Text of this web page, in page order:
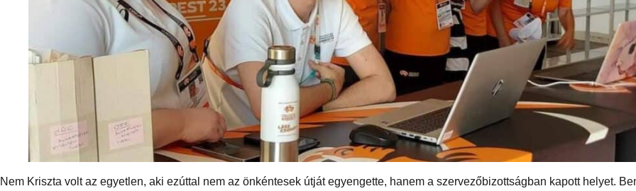
Nem Kriszta volt az egyetlen, aki ezúttal nem az önkéntesek útját egyengette, hanem a szervezőbizottságban kapott helyet.